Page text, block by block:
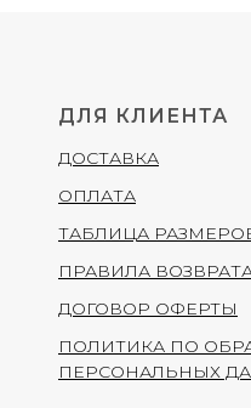
ДЛЯ КЛИЕНТА
ДОСТАВКА
ОПЛАТА
ТАБЛИЦА
ПРАВИЛА
ДОГОВОР ОФЕРТЫ
ПОЛИТИКА ПО
ПЕРСОНАЛЬНЫХ